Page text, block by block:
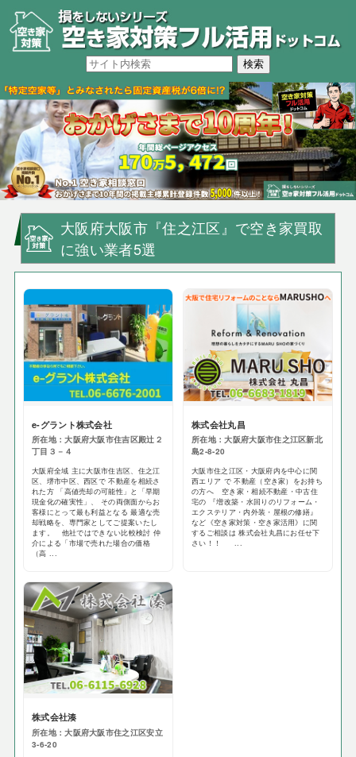
大阪府大阪市『住之江区』で空き家買取
に強い業者5選
e-グラント株式会社
所在地：大阪府大阪市住吉区殿辻２
丁目３－４
大阪府全域 主に大阪市住吉区、住之江
区、堺市中区、西区で 不動産を相続さ
れた方 「高値売却の可能性」と「早期
現金化の確実性」、 その両側面からお
客様にとって最も利益となる 最適な売
却戦略を、専門家としてご提案いたし
ます。 他社ではできない比較検討 仲
介による「市場で売れた場合の価格
（高 ...
株式会社丸昌
所在地：大阪府大阪市住之江区新北
島2-8-20
大阪市住之江区・大阪府内を中心に関
西エリア で 不動産（空き家）をお持ち
の方へ 空き家・相続不動産・中古住
宅の 『増改築・水回りのリフォーム・
エクステリア・内外装・屋根の修繕』
など《空き家対策・空き家活用》に関
するご相談は 株式会社丸昌にお任せ下
さい！！ ...
株式会社湊
所在地：大阪府大阪市住之江区安立
3-6-20